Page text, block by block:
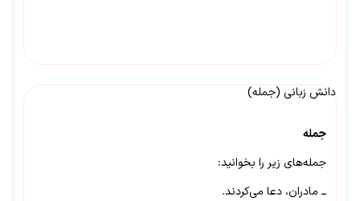
دانش زبانی (جمله)
جمله
جمله‌های زیر را بخوانید:
ــ مادران، دعا می‌کردند.